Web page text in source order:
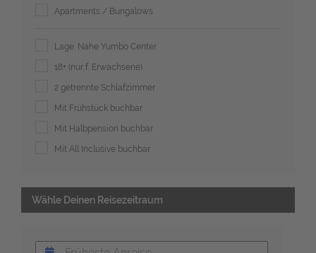
Apartments / Bungalows
Lage: Nähe Yumbo Center
18+ (nur f. Erwachsene)
2 getrennte Schlafzimmer
Mit Frühstück buchbar
Mit Halbpension buchbar
Mit All Inclusive buchbar
Wähle Deinen Reisezeitraum